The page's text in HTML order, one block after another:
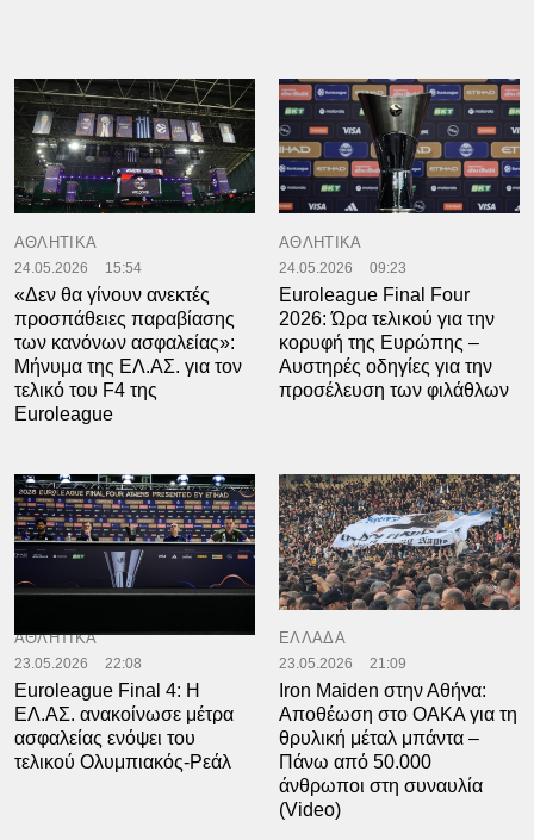
ΑΘΛΗΤΙΚΑ
24.05.2026 15:54
«Δεν θα γίνουν ανεκτές
προσπάθειες παραβίασης
των κανόνων ασφαλείας»:
Μήνυμα της ΕΛ.ΑΣ. για τον
τελικό του F4 της
Euroleague
ΑΘΛΗΤΙΚΑ
24.05.2026 09:23
Euroleague Final Four
2026: Ώρα τελικού για την
κορυφή της Ευρώπης –
Αυστηρές οδηγίες για την
προσέλευση των φιλάθλων
ΑΘΛΗΤΙΚΑ
23.05.2026 22:08
Euroleague Final 4: Η
ΕΛ.ΑΣ. ανακοίνωσε μέτρα
ασφαλείας ενόψει του
τελικού Ολυμπιακός-Ρεάλ
ΕΛΛΑΔΑ
23.05.2026 21:09
Iron Maiden στην Αθήνα:
Αποθέωση στο ΟΑΚΑ για τη
θρυλική μέταλ μπάντα –
Πάνω από 50.000
άνθρωποι στη συναυλία
(Video)